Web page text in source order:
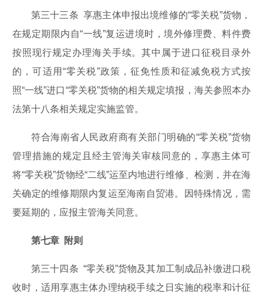
第三十三条 享惠主体申报出境维修的“零关税”货物，
在规定期限内自“一线”复运进境时，境外修理费、料件费
按照现行规定办理海关手续。其中属于进口征税目录外
的，可适用“零关税”政策，征免性质和征减免税方式按
照“一线”进口“零关税”货物的相关规定填报，海关参照本办
法第十八条相关规定实施监管。
符合海南省人民政府商有关部门明确的“零关税”货物
管理措施的规定且经主管海关审核同意的，享惠主体可
将“零关税”货物经“二线”运至内地进行维修、检测，并在海
关确定的维修期限内复运至海南自贸港。因特殊情况，需
要延期的，应报主管海关同意。
第七章 附则
第三十四条 “零关税”货物及其加工制成品补缴进口税
收时，适用享惠主体办理纳税手续之日实施的税率和计征